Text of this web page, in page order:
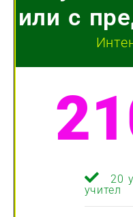
или с
20
учител